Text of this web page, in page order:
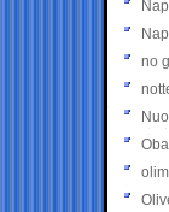
no